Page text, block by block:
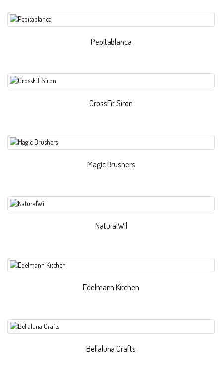
Pepitablanca
CrossFit Siron
Magic Brushers
NaturalWil
Edelmann Kitchen
Bellaluna Crafts